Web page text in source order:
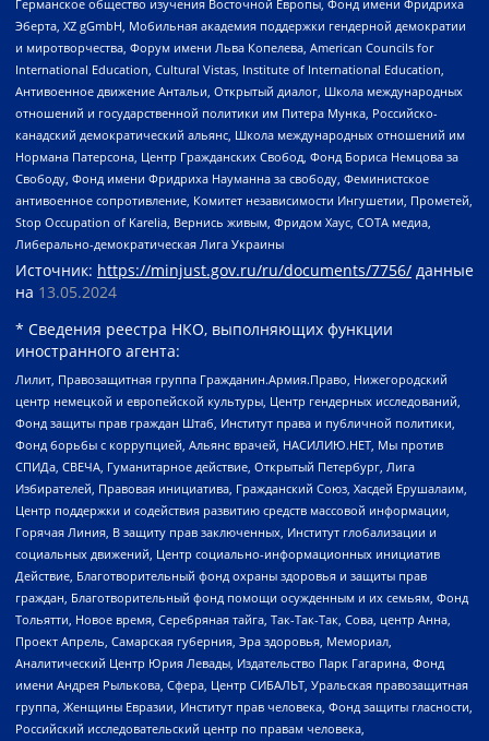
Германское общество изучения Восточной Европы, Фонд имени Фридриха
Эберта, XZ gGmbH, Мобильная академия поддержки гендерной демократии
и миротворчества, Форум имени Льва Копелева, American Councils for
International Education, Cultural Vistas, Institute of International Education,
Антивоенное движение Антальи, Открытый диалог, Школа международных
отношений и государственной политики им Питера Мунка, Российско-
канадский демократический альянс, Школа международных отношений им
Нормана Патерсона, Центр Гражданских Свобод, Фонд Бориса Немцова за
Свободу, Фонд имени Фридриха Науманна за свободу, Феминистское
антивоенное сопротивление, Комитет независимости Ингушетии, Прометей,
Stop Occupation of Karelia, Вернись живым, Фридом Хаус, СОТА медиа,
Либерально-демократическая Лига Украины
Источник: https://minjust.gov.ru/ru/documents/7756/ данные
на 13.05.2024
* Сведения реестра НКО, выполняющих функции
иностранного агента:
Лилит, Правозащитная группа Гражданин.Армия.Право, Нижегородский
центр немецкой и европейской культуры, Центр гендерных исследований,
Фонд защиты прав граждан Штаб, Институт права и публичной политики,
Фонд борьбы с коррупцией, Альянс врачей, НАСИЛИЮ.НЕТ, Мы против
СПИДа, СВЕЧА, Гуманитарное действие, Открытый Петербург, Лига
Избирателей, Правовая инициатива, Гражданский Союз, Хасдей Ерушалаим,
Центр поддержки и содействия развитию средств массовой информации,
Горячая Линия, В защиту прав заключенных, Институт глобализации и
социальных движений, Центр социально-информационных инициатив
Действие, Благотворительный фонд охраны здоровья и защиты прав
граждан, Благотворительный фонд помощи осужденным и их семьям, Фонд
Тольятти, Новое время, Серебряная тайга, Так-Так-Так, Сова, центр Анна,
Проект Апрель, Самарская губерния, Эра здоровья, Мемориал,
Аналитический Центр Юрия Левады, Издательство Парк Гагарина, Фонд
имени Андрея Рылькова, Сфера, Центр СИБАЛЬТ, Уральская правозащитная
группа, Женщины Евразии, Институт прав человека, Фонд защиты гласности,
Российский исследовательский центр по правам человека,